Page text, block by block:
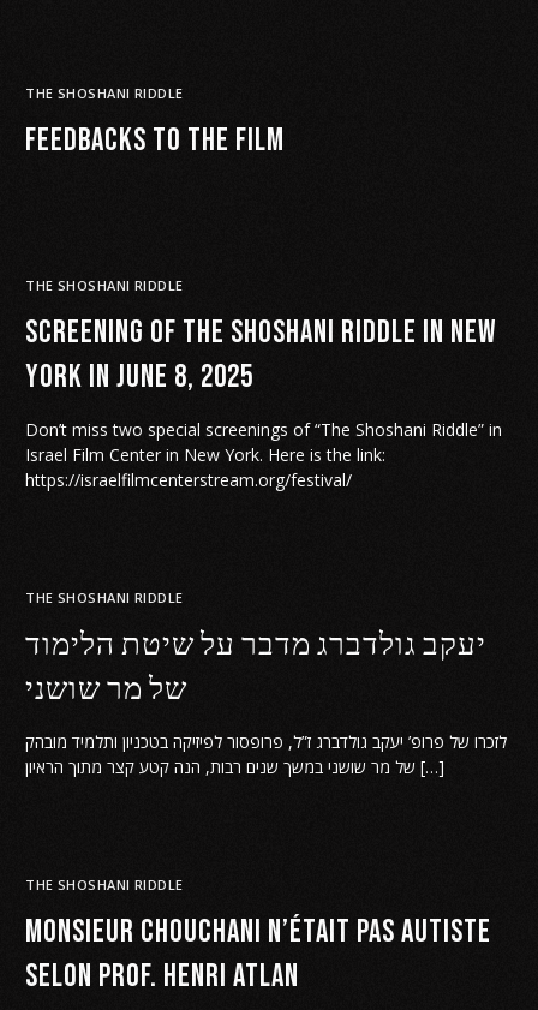
THE SHOSHANI RIDDLE
Feedbacks to the film
THE SHOSHANI RIDDLE
screening of The Shoshani riddle in New
York in June 8, 2025
Don’t miss two special screenings of “The Shoshani Riddle” in
Israel Film Center in New York. Here is the link:
https://israelfilmcenterstream.org/festival/
THE SHOSHANI RIDDLE
יעקב גולדברג מדבר על שיטת הלימוד
של מר שושני
לזכרו של פרופ’ יעקב גולדברג ז”ל, פרופסור לפיזיקה בטכניון ותלמיד מובהק
של מר שושני במשך שנים רבות, הנה קטע קצר מתוך הראיון […]
THE SHOSHANI RIDDLE
Monsieur Chouchani n’était pas autiste
selon prof. Henri Atlan